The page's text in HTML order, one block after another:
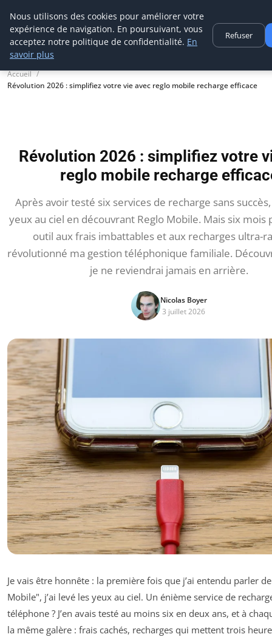
Aecme
Accueil
Révolution 2026 : simplifiez votre vie avec reglo mobile recharge efficace
Révolution 2026 : simplifiez votre
reglo mobile recharge
Après avoir testé six services de recharge sans succès,
yeux au ciel en découvrant Reglo Mobile. Mais six mois
outil aux frais imbattables et aux recharges ultra-
révolutionné ma gestion téléphonique familiale.
je ne reviendrai jamais en arrière.
Nicolas Boyer
3 juillet 2026
Je vais être honnête : la première fois que j’ai entendu parler
Mobile", j’ai levé les yeux au ciel. Un énième service de
téléphone ? J’en avais testé au moins six en deux ans, et à
la même galère : frais cachés, recharges qui mettent trois
Nous utilisons des cookies pour améliorer votre
expérience de navigation. En poursuivant, vous
acceptez notre politique de confidentialité. En
savoir plus
Refuser